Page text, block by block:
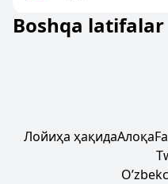
Boshqa latifalar
Лойиҳа ҳақидаАлоқа